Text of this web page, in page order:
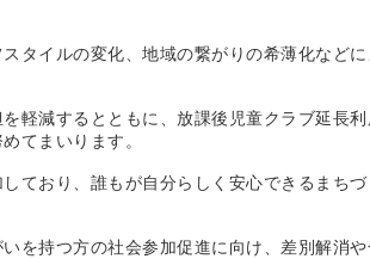
タイルの変化、地域の繋がりの希薄化など
減するとともに、放課後児童クラブ延長利
てまいります。
おり、誰もが自分らしく安心できるまち
持つ方の社会参加促進に向け、差別解消